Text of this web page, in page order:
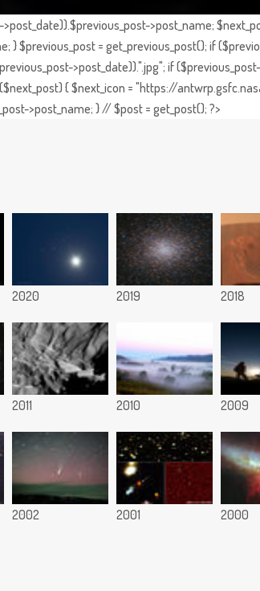
>post_name;
= get_previous_post(); if
>post_date)).".jpg"; if
{ $next_icon = "https://
>post_name; } // $post = get_post(); ?>
2020 2019 2018
2011 2010 2009
2002 2001 2000